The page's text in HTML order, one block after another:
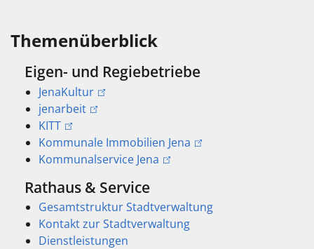
Themenüberblick
Eigen- und Regiebetriebe
JenaKultur
jenarbeit
KITT
Kommunale Immobilien Jena
Kommunalservice Jena
Rathaus & Service
Gesamtstruktur Stadtverwaltung
Kontakt zur Stadtverwaltung
Dienstleistungen